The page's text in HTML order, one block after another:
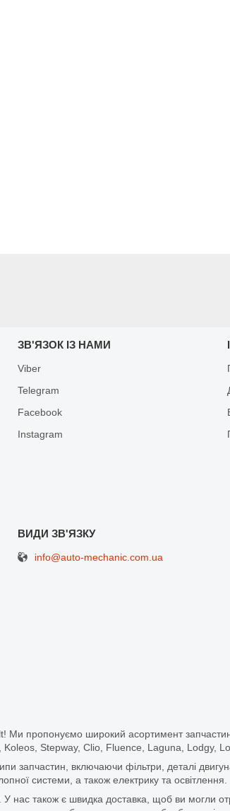
ЗВ'ЯЗОК ІЗ НАМИ
Viber
Telegram
Facebook
Іnstagram
info@auto-mechanic.com.ua
Ми пропонуємо широкий асортимент
Stepway, Clio, Fluence, Laguna, Lodgy,
запчастин, включаючи фільтри, деталі
системи, а також електрику та освітлення.
У нас також є швидка доставка, щоб ви могли